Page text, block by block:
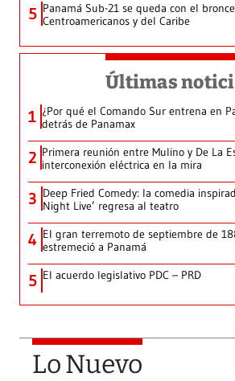
5 Panamá Sub-21 se queda con el
Centroamericanos y del Caribe
Últimas
1 ¿Por qué el Comando Sur entrena en
detrás de Panamax
2 Primera reunión entre Mulino y De La
interconexión eléctrica en la mira
3 Deep Fried Comedy: la comedia
Night Live’ regresa al teatro
4 El gran terremoto de septiembre de
estremeció a Panamá
5 El acuerdo legislativo PDC – PRD
Lo Nuevo